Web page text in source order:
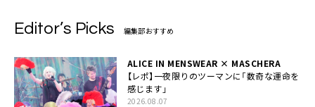
Editor’s Picks 編集部おすすめ
ALICE IN MENSWEAR × MASCHERA
【レポ】一夜限りのツーマンに「数奇な運命を
感じます」
2026.08.07